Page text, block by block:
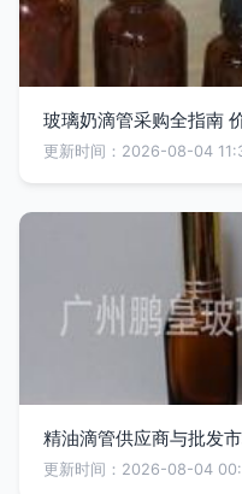
玻璃奶滴管采购全指南
更新时间：2026-08-04
精油滴管供应商与批发
更新时间：2026-08-04